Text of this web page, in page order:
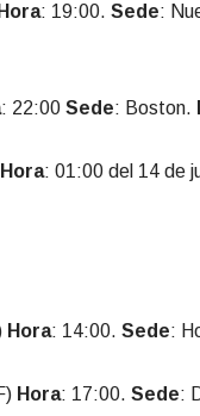
Hora: 19:00. Sede:
: 22:00 Sede: Boston.
Hora: 01:00 del 14 de
Hora: 14:00. Sede:
Hora: 17:00. Sede: